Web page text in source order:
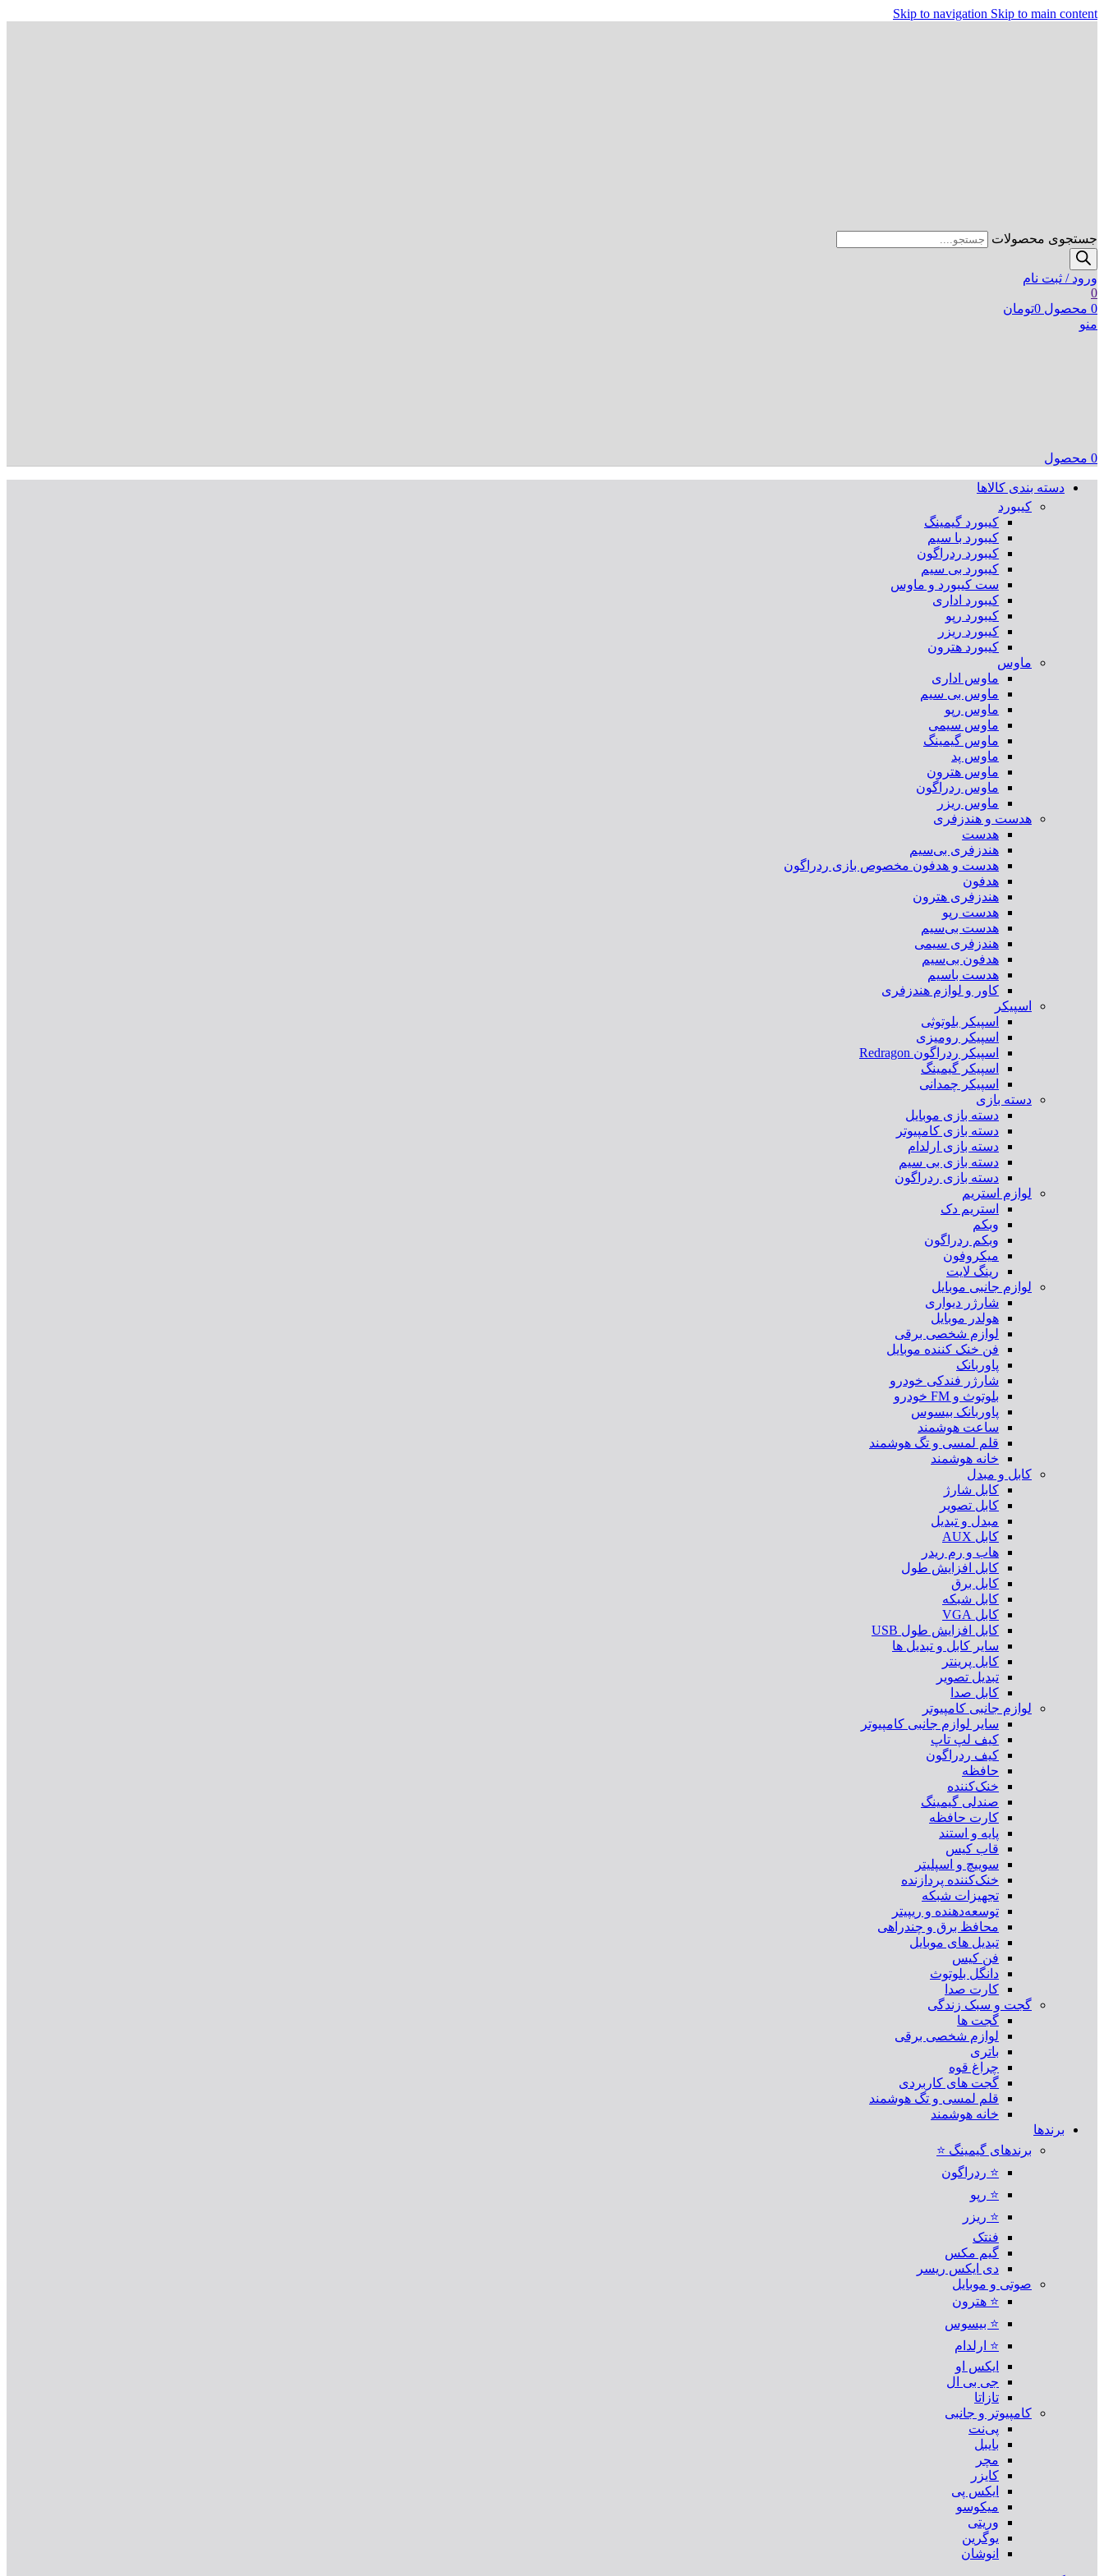
Skip to navigation Skip to main content
جستجوی محصولات
ورود / ثبت نام
0
0 محصول 0تومان
منو
0 محصول
دسته بندی کالاها
کیبورد
کیبورد گیمینگ
کیبورد با سیم
کیبورد ردراگون
کیبورد بی سیم
ست کیبورد و ماوس
کیبورد اداری
کیبورد رپو
کیبورد ریزر
کیبورد هترون
ماوس
ماوس اداری
ماوس بی سیم
ماوس رپو
ماوس سیمی
ماوس گیمینگ
ماوس پد
ماوس هترون
ماوس ردراگون
ماوس ریزر
هدست و هندزفری
هدست
هندزفری بی‌سیم
هدست و هدفون مخصوص بازی ردراگون
هدفون
هندزفری هترون
هدست رپو
هدست بی‌سیم
هندزفری سیمی
هدفون بی‌سیم
هدست باسیم
کاور و لوازم هندزفری
اسپیکر
اسپیکر بلوتوثی
اسپیکر رومیزی
اسپیکر ردراگون Redragon
اسپیکر گیمینگ
اسپیکر چمدانی
دسته بازی
دسته بازی موبایل
دسته بازی کامپیوتر
دسته بازی ارلدام
دسته بازی بی سیم
دسته بازی ردراگون
لوازم استریم
استریم دک
وبکم
وبکم ردراگون
میکروفون
رینگ لایت
لوازم جانبی موبایل
شارژر دیواری
هولدر موبایل
لوازم شخصی برقی
فن خنک کننده موبایل
پاوربانک
شارژر فندکی خودرو
بلوتوث و FM خودرو
پاوربانک بیسوس
ساعت هوشمند
قلم لمسی و تگ هوشمند
خانه هوشمند
کابل و مبدل
کابل شارژ
کابل تصویر
مبدل و تبدیل
کابل AUX
هاب و رم ریدر
کابل افزایش طول
کابل برق
کابل شبکه
کابل VGA
کابل افزایش طول USB
سایر کابل و تبدیل ها
کابل پرینتر
تبدیل تصویر
کابل صدا
لوازم جانبی کامپیوتر
سایر لوازم جانبی کامپیوتر
کیف لپ تاپ
کیف ردراگون
حافظه
خنک‌کننده
صندلی گیمینگ
کارت حافظه
پایه و استند
قاب کیس
سوییچ و اسپلیتر
خنک‌کننده پردازنده
تجهیزات شبکه
توسعه‌دهنده و ریپیتر
محافظ برق و چندراهی
تبدیل های موبایل
فن کیس
دانگل بلوتوث
کارت صدا
گجت و سبک زندگی
گجت ها
لوازم شخصی برقی
باتری
چراغ قوه
گجت های کاربردی
قلم لمسی و تگ هوشمند
خانه هوشمند
برندها
برندهای گیمینگ ⭐
⭐ ردراگون
⭐ رپو
⭐ ریزر
فنتک
گیم مکس
دی ایکس ریسر
صوتی و موبایل
⭐ هترون
⭐ بیسوس
⭐ ارلدام
ایکس او
جی بی ال
تازاتا
کامپیوتر و جانبی
پی‌نت
بایبل
مچر
کایزر
ایکس پی
میکوسو
وریتی
یوگرین
انوشان